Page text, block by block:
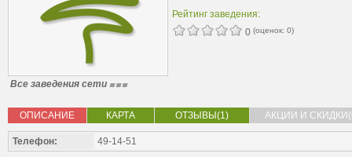
Рейтинг заведения:
0 (оценок: 0)
Все заведения сети
ОПИСАНИЕ КАРТА ОТЗЫВЫ(1) АКЦИИ И
Телефон: 49-14-51